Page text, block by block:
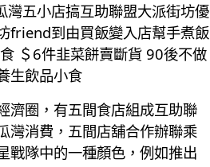
五小店搞互助聯盟大派街坊優
friend到由買飯變入店幫手煮飯
＄6件韭菜餅賣斷貨 90後不做
生飲品小食
濟圈，有五間食店組成互助聯
灣消費，五間店舖合作辦聯乘
戰隊中的一種顏色，例如推出